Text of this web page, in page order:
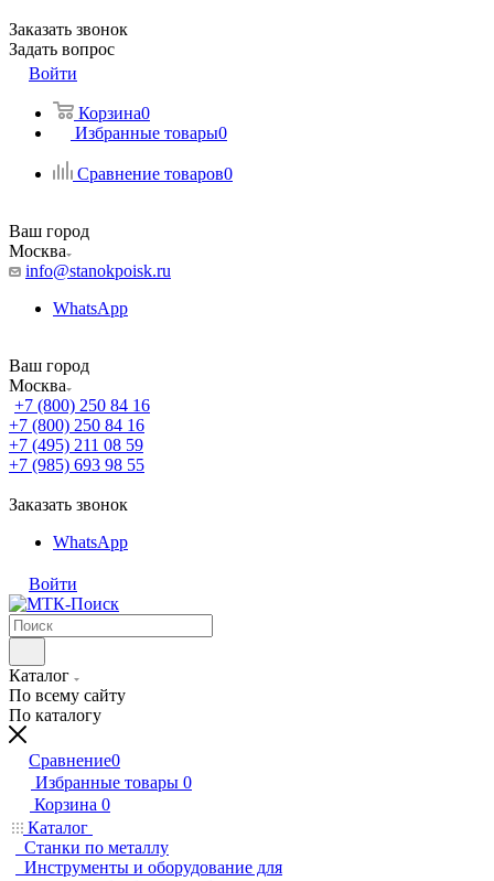
Заказать звонок
Задать вопрос
Войти
Корзина0
Избранные товары0
Сравнение товаров0
Ваш город
Москва
info@stanokpoisk.ru
WhatsApp
Ваш город
Москва
+7 (800) 250 84 16
+7 (800) 250 84 16
+7 (495) 211 08 59
+7 (985) 693 98 55
Заказать звонок
WhatsApp
Войти
Каталог
По всему сайту
По каталогу
Сравнение0
Избранные товары 0
Корзина 0
Каталог
Станки по металлу
Инструменты и оборудование для